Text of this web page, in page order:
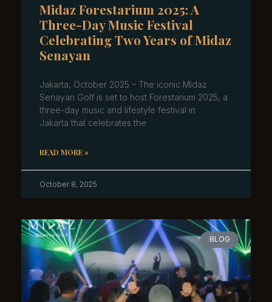
Midaz Forestarium 2025: A
Three-Day Music Festival
Celebrating Two Years of Midaz
Senayan
Jakarta, October 2025 – The iconic Midaz
Senayan Golf is set to host Forestarium 2025, a
three-day music and lifestyle festival in
Jakarta that celebrates the
READ MORE »
October 8, 2025
BLOG